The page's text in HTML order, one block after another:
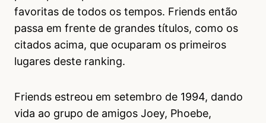
favoritas de todos os tempos. Friends então
passa em frente de grandes títulos, como os
citados acima, que ocuparam os primeiros
lugares deste ranking.
Friends estreou em setembro de 1994, dando
vida ao grupo de amigos Joey, Phoebe,